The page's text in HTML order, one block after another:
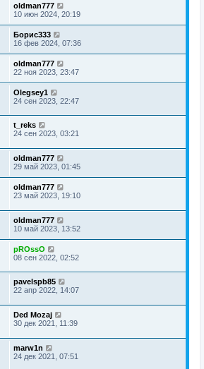
oldman777
10 июн 2024, 20:19
Борис333
16 фев 2024, 07:36
oldman777
22 ноя 2023, 23:47
Olegsey1
24 сен 2023, 22:47
t_reks
24 сен 2023, 03:21
oldman777
29 май 2023, 01:45
oldman777
23 май 2023, 19:10
oldman777
10 май 2023, 13:52
pROssO
08 сен 2022, 02:52
pavelspb85
22 апр 2022, 14:07
Ded Mozaj
30 дек 2021, 11:39
marw1n
24 дек 2021, 07:51